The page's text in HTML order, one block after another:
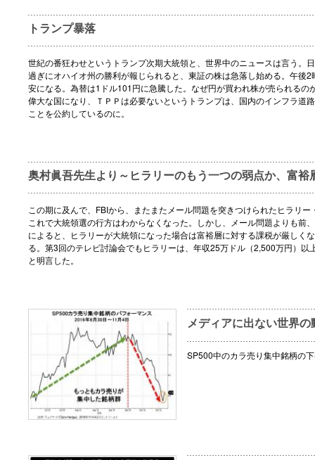
トランプ暴落
世紀の番狂わせというトランプ次期大統領と、世界中のニュースは言う。
過ぎにオハイオ州の勝利が報じられると、東証の株は急落し始める。午後
安になる。為替は1ドル101円に急騰した。なぜ円が買われ株が売られるの
偉大な国になり、ＴＰＰは必要ないというトランプは、国内のインフラ道
ことを公約しているのに。
奥村眞吾先生より～ヒラリーのもう一つの弱点か、富裕
この期に及んで、FBIから、またまたメール問題を突きつけられたヒラリー
これで大統領選の行方はわからなくなった。しかし、メール問題よりも前
によると、ヒラリーが大統領になった場合は富裕層に対する課税が厳しく
る。第3回のテレビ討論会でもヒラリーは、年収25万ドル（2,500万円）以
と明言した。
メディアに出ない世界
SP500中のカラ売り集中銘柄の